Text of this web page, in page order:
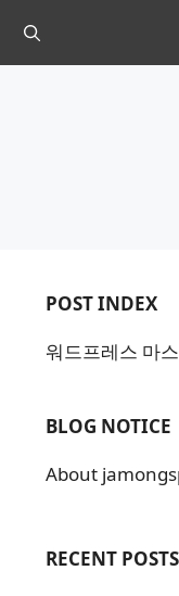
POST INDEX
워드프레스 마
BLOG NOTICE
About
RECENT POSTS